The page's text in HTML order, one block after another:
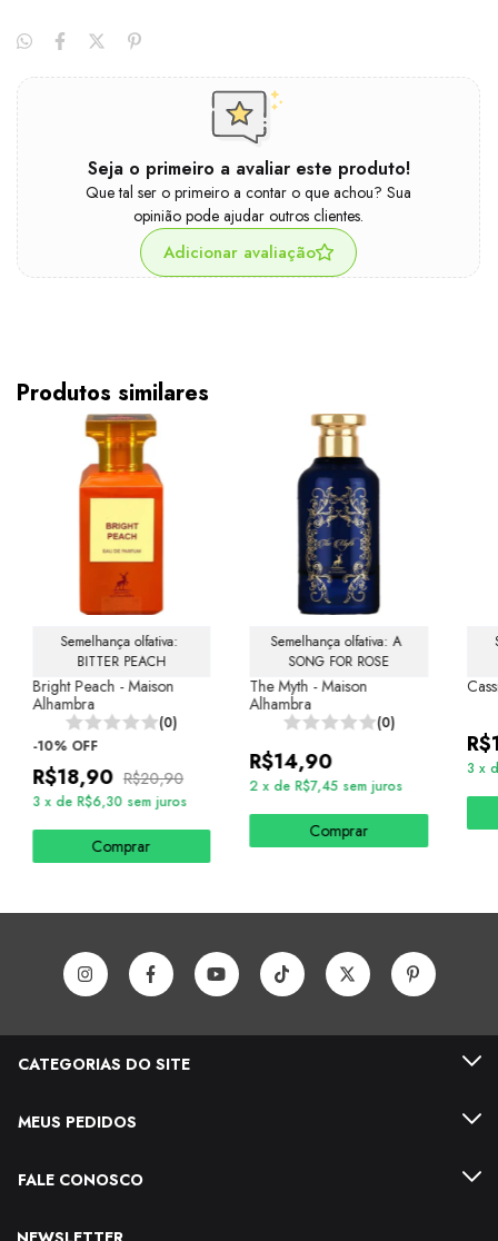
Seja o primeiro a avaliar este produto!
Que tal ser o primeiro a contar o que achou? Sua
opinião pode ajudar outros clientes.
Adicionar avaliação
Produtos similares
Semelhança olfativa:
BITTER PEACH
Bright Peach - Maison
Alhambra
(0)
-10% OFF
R$18,90 R$20,90
3 x de R$6,30 sem juros
Comprar
Semelhança olfativa: A
SONG FOR ROSE
The Myth - Maison
Alhambra
(0)
R$14,90
2 xdeR$7,45 sem juros
Comprar
3 x
CATEGORIAS DO SITE
MEUS PEDIDOS
FALE CONOSCO